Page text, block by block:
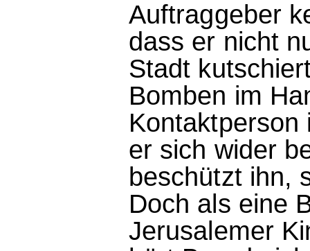
Auftraggeber
dass er nicht
Stadt
Bomben im
er sich wider
beschützt ihn,
Doch als eine
Jerusalemer